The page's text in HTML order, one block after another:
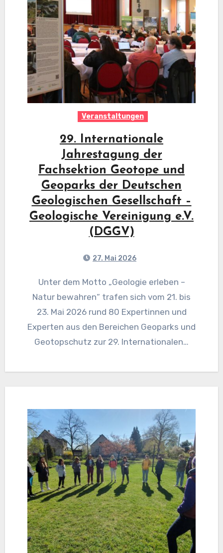
Veranstaltungen
29. Internationale
Jahrestagung der
Fachsektion Geotope und
Geoparks der Deutschen
Geologischen Gesellschaft –
Geologische Vereinigung e.V.
(DGGV)
27. Mai 2026
Unter dem Motto „Geologie erleben –
Natur bewahren“ trafen sich vom 21. bis
23. Mai 2026 rund 80 Expertinnen und
Experten aus den Bereichen Geoparks und
Geotopschutz zur 29. Internationalen…